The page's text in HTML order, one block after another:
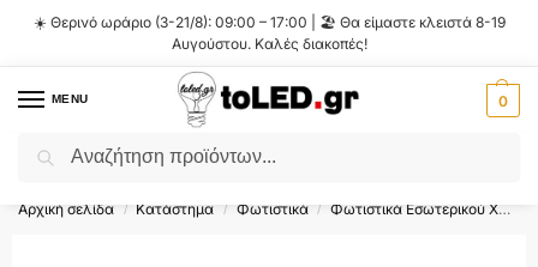
☀️ Θερινό ωράριο (3-21/8): 09:00 – 17:00 | 🏖️ Θα είμαστε κλειστά 8-19
Αυγούστου. Καλές διακοπές!
MENU 0
Flash Sale ⚡ 10% Έκπτωση με τον κωδικό
Αρχική σελίδα / Κατάστημα / Φωτιστικά / Φωτιστικά Εσωτερικού Χώρου